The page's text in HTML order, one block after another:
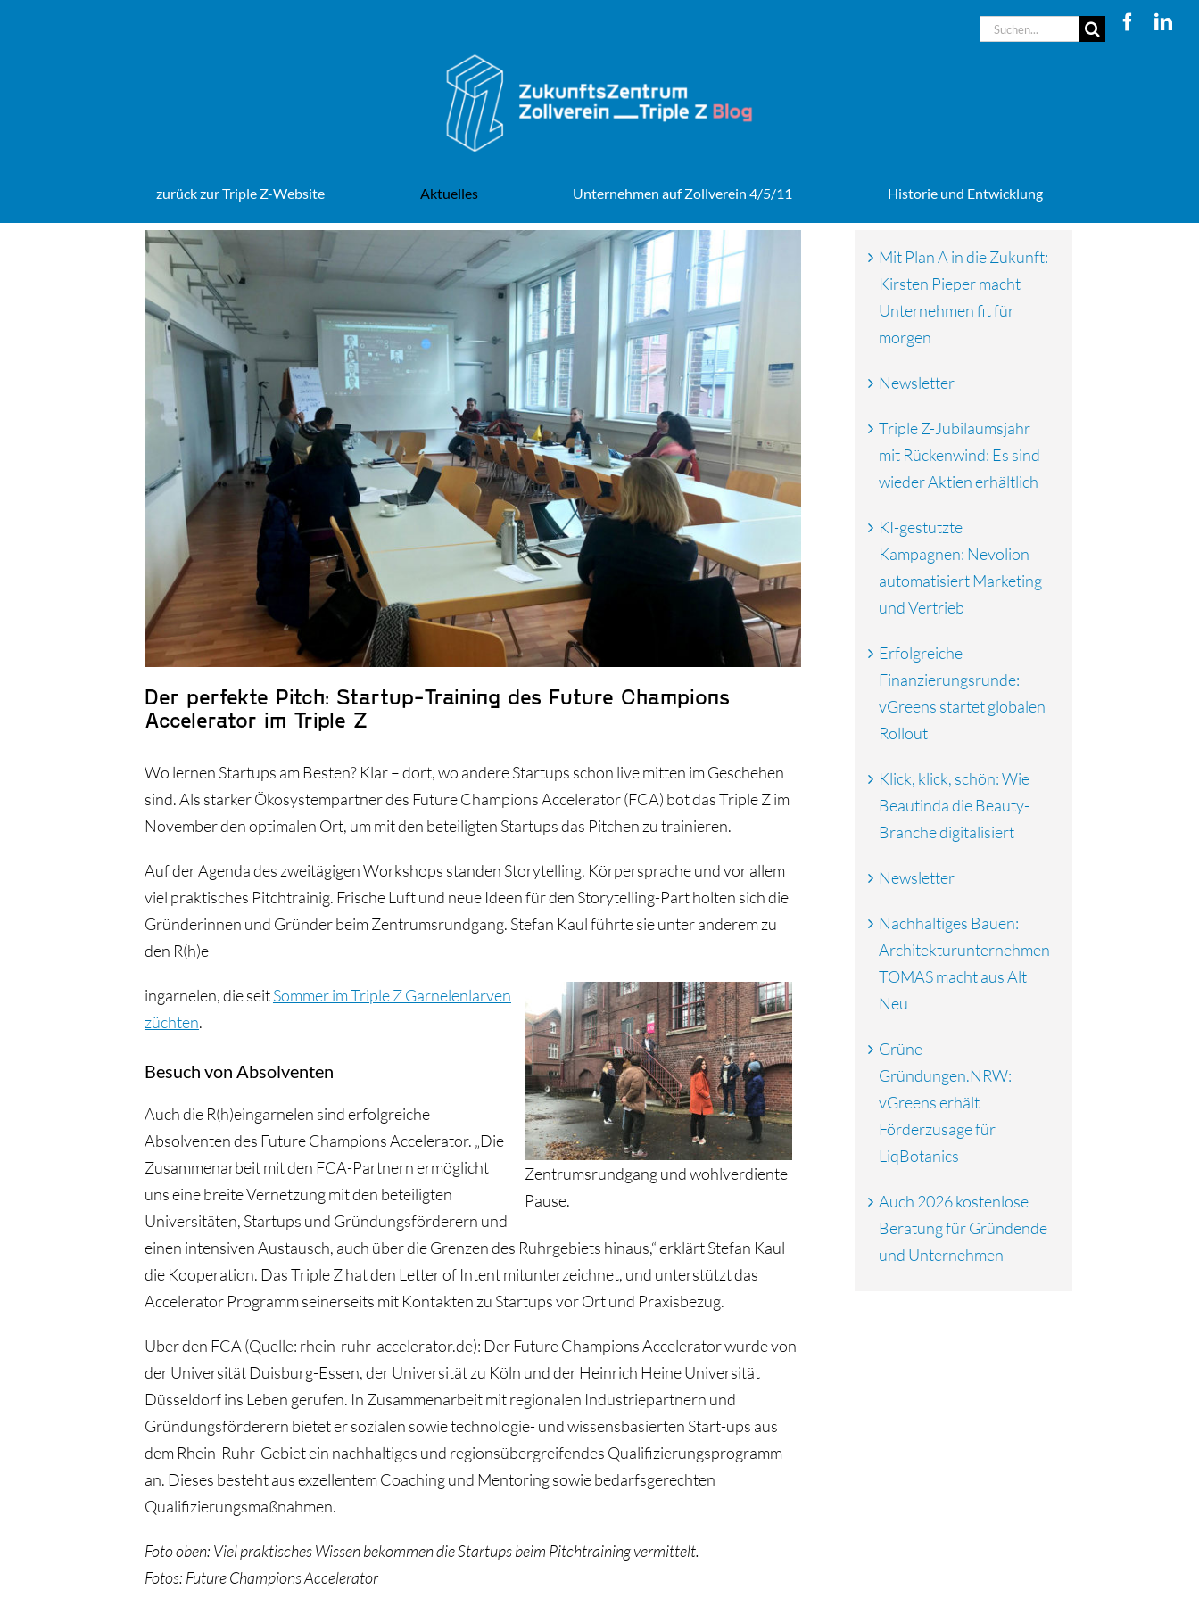
Suche
zurück zur Triple Z-Website Aktuelles Unternehmen auf Zollverein 4/5/11 Historie und Entwicklung
Der perfekte Pitch: Startup-Training des Future Champions
Accelerator im Triple Z
Wo lernen Startups am Besten? Klar – dort, wo andere Startups schon live mitten im Geschehen
sind. Als starker Ökosystempartner des Future Champions Accelerator (FCA) bot das Triple Z im
November den optimalen Ort, um mit den beteiligten Startups das Pitchen zu trainieren.
Auf der Agenda des zweitägigen Workshops standen Storytelling, Körpersprache und vor allem
viel praktisches Pitchtrainig. Frische Luft und neue Ideen für den Storytelling-Part holten sich die
Gründerinnen und Gründer beim Zentrumsrundgang. Stefan Kaul führte sie unter anderem zu
den R(h)e
Zentrumsrundgang und wohlverdiente
Pause.
ingarnelen, die seitSommer im Triple Z Garnelenlarven
züchten.
Besuch von Absolventen
Auch die R(h)eingarnelen sind erfolgreiche
Absolventen des Future Champions Accelerator. „Die
Zusammenarbeit mit den FCA-Partnern ermöglicht
uns eine breite Vernetzung mit den beteiligten
Universitäten, Startups und Gründungsförderern und
einen intensiven Austausch, auch über die Grenzen des Ruhrgebiets hinaus,“ erklärt Stefan Kaul
die Kooperation. Das Triple Z hat den Letter of Intent mitunterzeichnet, und unterstützt das
Accelerator Programm seinerseits mit Kontakten zu Startups vor Ort und Praxisbezug.
Über den FCA (Quelle: rhein-ruhr-accelerator.de): Der Future Champions Accelerator wurde von
der Universität Duisburg-Essen, der Universität zu Köln und der Heinrich Heine Universität
Düsseldorf ins Leben gerufen. In Zusammenarbeit mit regionalen Industriepartnern und
Gründungsförderern bietet er sozialen sowie technologie- und wissensbasierten Start-ups aus
dem Rhein-Ruhr-Gebiet ein nachhaltiges und regionsübergreifendes Qualifizierungsprogramm
an. Dieses besteht aus exzellentem Coaching und Mentoring sowie bedarfsgerechten
Qualifizierungsmaßnahmen.
Foto oben: Viel praktisches Wissen bekommen die Startups beim Pitchtraining vermittelt.
Fotos: Future Champions Accelerator
Mit Plan A in die Zukunft:
Kirsten Pieper macht
Unternehmen fit für
morgen
Newsletter
Triple Z-Jubiläumsjahr
mit Rückenwind: Es sind
wieder Aktien erhältlich
KI-gestützte
Kampagnen: Nevolion
automatisiert Marketing
und Vertrieb
Erfolgreiche
Finanzierungsrunde:
vGreens startet globalen
Rollout
Klick, klick, schön: Wie
Beautinda die Beauty-
Branche digitalisiert
Newsletter
Nachhaltiges Bauen:
Architekturunternehmen
TOMAS macht aus Alt
Neu
Grüne
Gründungen.NRW:
vGreens erhält
Förderzusage für
LiqBotanics
Auch 2026 kostenlose
Beratung für Gründende
und Unternehmen